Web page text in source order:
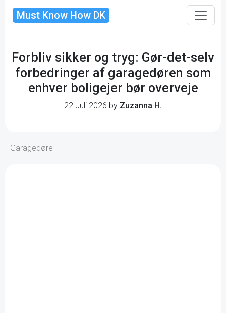
Must Know How DK
Forbliv sikker og tryg: Gør-det-selv
forbedringer af garagedøren som
enhver boligejer bør overveje
22 Juli 2026 by Zuzanna H.
Garagedøre